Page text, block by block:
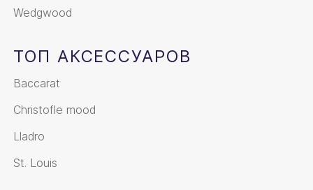
Wedgwood
ТОП АКСЕССУАРОВ
Baccarat
Christofle mood
Lladro
St. Louis